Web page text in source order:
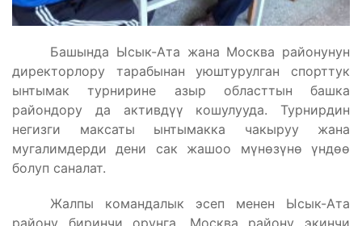
Башында Ысык-Ата жана Москва районунун
директорлору тарабынан уюштурулган спорттук
ынтымак турнирине азыр областтын башка
райондору да активдүү кошулууда. Турнирдин
негизги максаты ынтымакка чакыруу жана
мугалимдерди дени сак жашоо мүнөзүнө үндөө
болуп саналат.
Жалпы командалык эсеп менен Ысык-Ата
району биринчи орунга, Москва району экинчи